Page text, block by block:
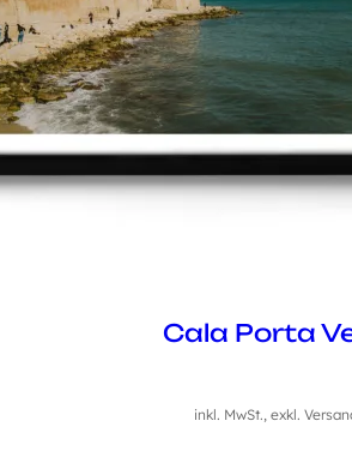
Cala Porta
inkl. MwSt., exkl.